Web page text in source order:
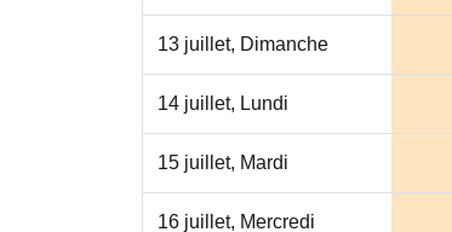
13 juillet, Dimanche
14 juillet, Lundi
15 juillet, Mardi
16 juillet, Mercredi